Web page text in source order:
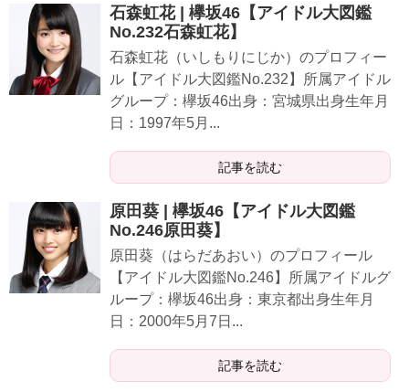
石森虹花 | 欅坂46【アイドル大図鑑
No.232石森虹花】
石森虹花（いしもりにじか）のプロフィー
ル【アイドル大図鑑No.232】所属アイドル
グループ：欅坂46出身：宮城県出身生年月
日：1997年5月...
記事を読む
原田葵 | 欅坂46【アイドル大図鑑
No.246原田葵】
原田葵（はらだあおい）のプロフィール
【アイドル大図鑑No.246】所属アイドルグ
ループ：欅坂46出身：東京都出身生年月
日：2000年5月7日...
記事を読む